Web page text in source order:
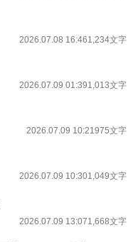
2026.07.08 16:461,234文字
2026.07.09 01:391,013文字
2026.07.09 10:21975文字
2026.07.09 10:301,049文字
2026.07.09 13:071,668文字